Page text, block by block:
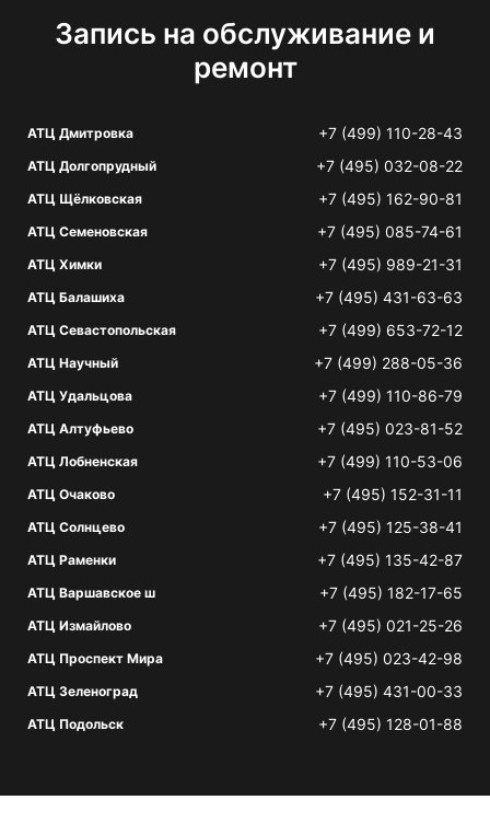
Запись на обслуживание и
ремонт
АТЦ Дмитровка +7 (499) 110-28-43
АТЦ Долгопрудный +7 (495) 032-08-22
АТЦ Щёлковская +7 (495) 162-90-81
АТЦ Семеновская +7 (495) 085-74-61
АТЦ Химки +7 (495) 989-21-31
АТЦ Балашиха +7 (495) 431-63-63
АТЦ Севастопольская +7 (499) 653-72-12
АТЦ Научный +7 (499) 288-05-36
АТЦ Удальцова +7 (499) 110-86-79
АТЦ Алтуфьево +7 (495) 023-81-52
АТЦ Лобненская +7 (499) 110-53-06
АТЦ Очаково +7 (495) 152-31-11
АТЦ Солнцево +7 (495) 125-38-41
АТЦ Раменки +7 (495) 135-42-87
АТЦ Варшавское ш +7 (495) 182-17-65
АТЦ Измайлово +7 (495) 021-25-26
АТЦ Проспект Мира +7 (495) 023-42-98
АТЦ Зеленоград +7 (495) 431-00-33
АТЦ Подольск +7 (495) 128-01-88